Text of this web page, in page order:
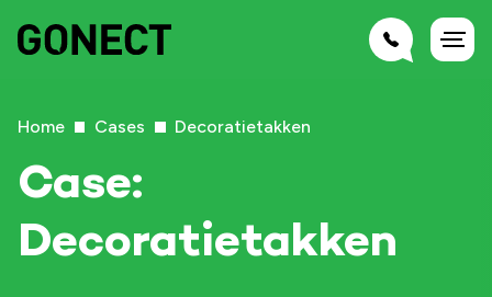
Home Cases Decoratietakken
Case:
Decoratietakken